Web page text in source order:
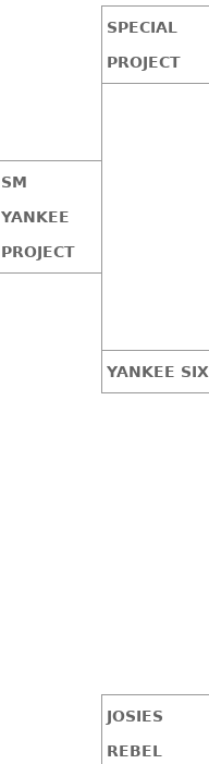
SPECIAL
PROJECT
SM
YANKEE
PROJECT
YANKEE SIX
JOSIES
REBEL